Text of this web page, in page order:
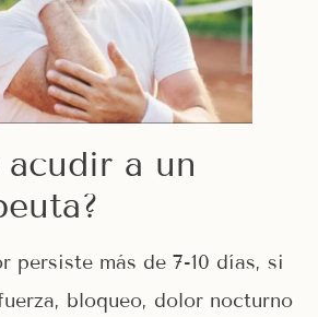
acudir a un
persiste más de 7-10 días, si
bloqueo, dolor nocturno